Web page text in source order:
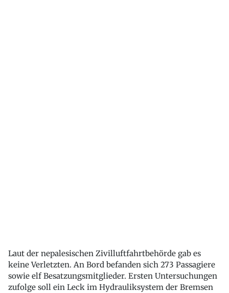
Laut der nepalesischen Zivilluftfahrtbehörde gab es
keine Verletzten. An Bord befanden sich 273 Passagiere
sowie elf Besatzungsmitglieder. Ersten Untersuchungen
zufolge soll ein Leck im Hydrauliksystem der Bremsen